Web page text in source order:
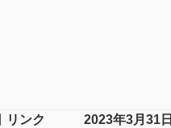
リンク 2023年3月31日